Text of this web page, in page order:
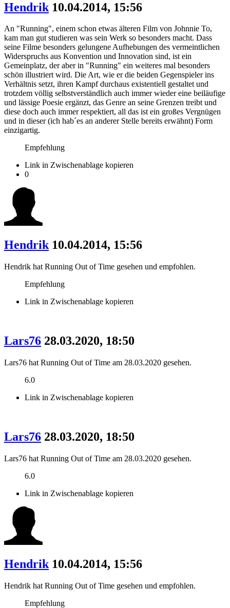
Hendrik 10.04.2014, 15:56
An "Running", einem schon etwas älteren Film von Johnnie To,
kam man gut studieren was sein Werk so besonders macht. Dass
seine Filme besonders gelungene Aufhebungen des vermeintlichen
Widerspruchs aus Konvention und Innovation sind, ist ein
Gemeinplatz, der aber in "Running" ein weiteres mal besonders
schön illustriert wird. Die Art, wie er die beiden Gegenspieler ins
Verhältnis setzt, ihren Kampf durchaus existentiell gestaltet und
trotzdem völlig selbstverständlich auch immer wieder eine beiläufige
und lässige Poesie ergänzt, das Genre an seine Grenzen treibt und
diese doch auch immer respektiert, all das ist ein großes Vergnügen
und in dieser (ich hab´es an anderer Stelle bereits erwähnt) Form
einzigartig.
Empfehlung
Link in Zwischenablage kopieren
0
Hendrik 10.04.2014, 15:56
Hendrik hat Running Out of Time gesehen und empfohlen.
Empfehlung
Link in Zwischenablage kopieren
Lars76 28.03.2020, 18:50
Lars76 hat Running Out of Time am 28.03.2020 gesehen.
6.0
Link in Zwischenablage kopieren
Lars76 28.03.2020, 18:50
Lars76 hat Running Out of Time am 28.03.2020 gesehen.
6.0
Link in Zwischenablage kopieren
Hendrik 10.04.2014, 15:56
Hendrik hat Running Out of Time gesehen und empfohlen.
Empfehlung